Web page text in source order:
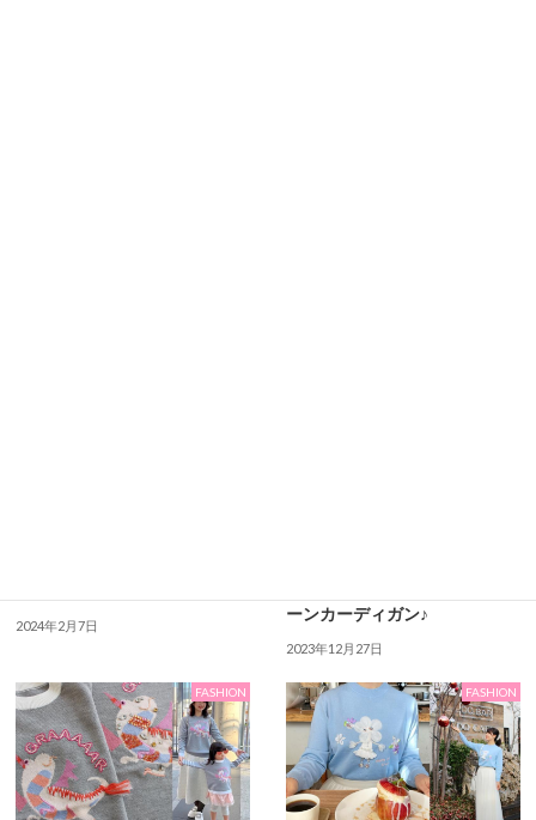
2024年2月7日
ーンカーディガン♪
2023年12月27日
FASHION FASHION